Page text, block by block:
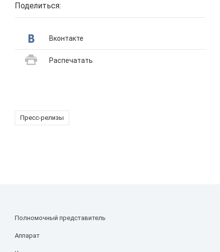
Поделиться:
Вконтакте
Распечатать
Пресс-релизы
Полномочный представитель
Аппарат